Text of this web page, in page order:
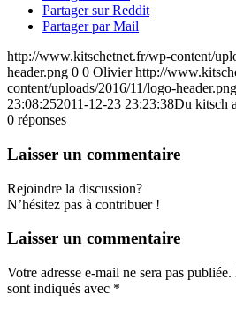
Partager sur Reddit
Partager par Mail
http://www.kitschetnet.fr/wp-content/
header.png 0 0 Olivier http://
content/uploads/2016/11/logo-header.png
23:08:252011-12-23 23:23:38Du kitsch
0 réponses
Laisser un commentaire
Rejoindre la discussion?
N’hésitez pas à contribuer !
Laisser un commentaire
Votre adresse e-mail ne sera pas publiée.
sont indiqués avec *